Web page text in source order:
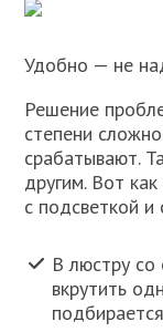
Удобно — не
Решение
степени
срабатывают.
другим. Вот
с подсветкой
В люстру
вкрутить